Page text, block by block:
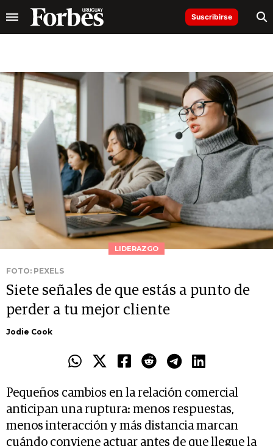
Suscribirse
LIDERAZGO
FOTO: PEXELS
Siete señales de que estás a punto de
perder a tu mejor cliente
Jodie Cook
Pequeños cambios en la relación comercial
anticipan una ruptura: menos respuestas,
menos interacción y más distancia marcan
cuándo conviene actuar antes de que llegue la